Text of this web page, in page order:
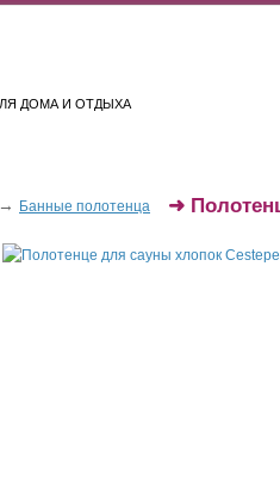
ДОМА И ОТДЫХА
→ Банные полотенца ➜